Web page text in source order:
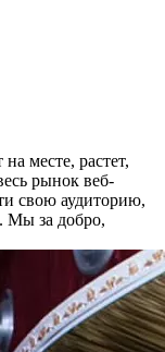
месте, растет,
рынок веб-
свою аудиторию,
Мы за добро,